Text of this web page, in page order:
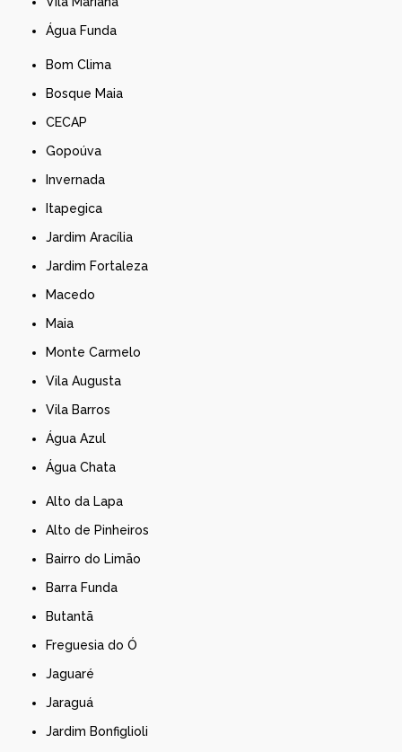
Água Funda
Bom Clima
Bosque Maia
CECAP
Gopoúva
Invernada
Itapegica
Jardim Aracília
Jardim Fortaleza
Macedo
Maia
Monte Carmelo
Vila Augusta
Vila Barros
Água Azul
Água Chata
Alto da Lapa
Alto de Pinheiros
Bairro do Limão
Barra Funda
Butantã
Freguesia do Ó
Jaguaré
Jaraguá
Jardim Bonfiglioli